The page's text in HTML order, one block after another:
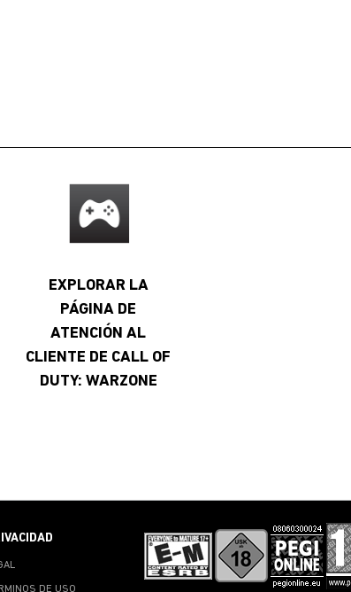
EXPLORAR LA
PÁGINA DE
ATENCIÓN AL
CLIENTE DE CALL OF
DUTY: WARZONE
DE USO